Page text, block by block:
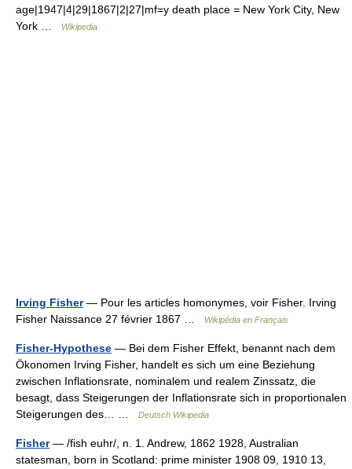
age|1947|4|29|1867|2|27|mf=y death place = New York City, New
York …
Wikipedia
Irving Fisher— Pour les articles homonymes, voir Fisher. Irving
Fisher Naissance 27 février 1867 …
Wikipédia en Français
Fisher-Hypothese — Bei dem Fisher Effekt, benannt nach dem
Ökonomen Irving Fisher, handelt es sich um eine Beziehung
zwischen Inflationsrate, nominalem und realem Zinssatz, die
besagt, dass Steigerungen der Inflationsrate sich in proportionalen
Steigerungen des… …
Deutsch Wikipedia
Fisher— /fish euhr/, n. 1. Andrew, 1862 1928, Australian
statesman, born in Scotland: prime minister 1908 09, 1910 13,